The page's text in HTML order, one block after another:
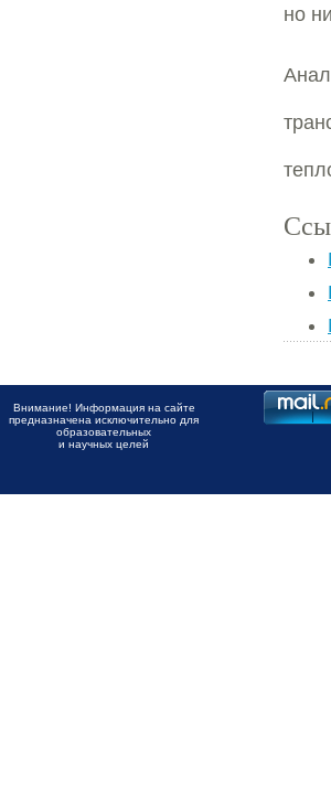
но
Внимание! Информация на сайте
предназначена исключительно для
образовательных
и научных целей